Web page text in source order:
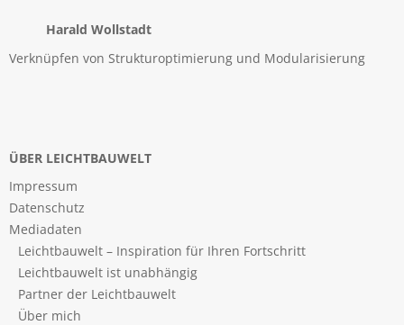
Harald Wollstadt
Verknüpfen von Strukturoptimierung und Modularisierung
ÜBER LEICHTBAUWELT
Impressum
Datenschutz
Mediadaten
Leichtbauwelt – Inspiration für Ihren Fortschritt
Leichtbauwelt ist unabhängig
Partner der Leichtbauwelt
Über mich